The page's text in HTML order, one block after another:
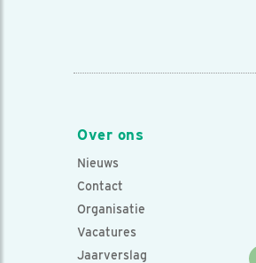
Over ons
Nieuws
Contact
Organisatie
Vacatures
Jaarverslag